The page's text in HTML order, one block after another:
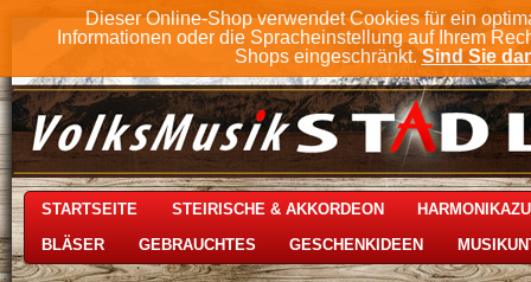
Dieser Online-Shop verwendet Cookies für ein
Informationen oder die Spracheinstellung auf Ihrem
Shops eingeschränkt. Sind Sie
STARTSEITE STEIRISCHE & AKKORDEON
BLÄSER GEBRAUCHTES GESCHENKIDEEN